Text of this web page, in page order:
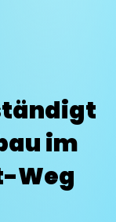
im
Weg